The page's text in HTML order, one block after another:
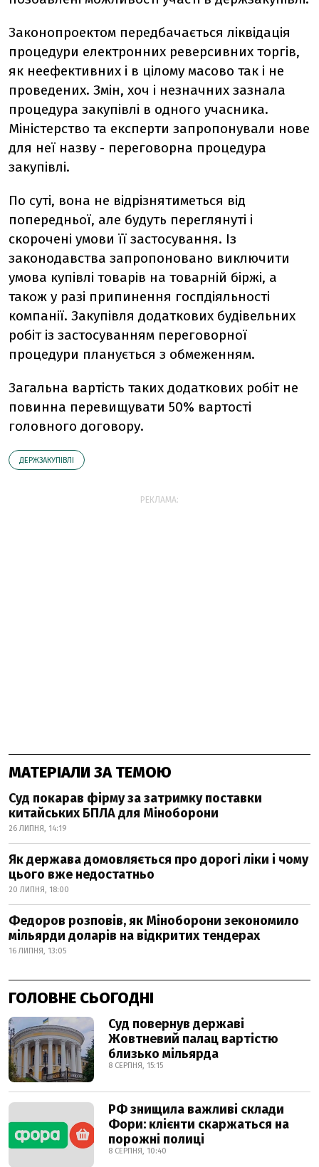
Законопроектом передбачається ліквідація
процедури електронних реверсивних торгів,
як неефективних і в цілому масово так і не
проведених. Змін, хоч і незначних зазнала
процедура закупівлі в одного учасника.
Міністерство та експерти запропонували нове
для неї назву - переговорна процедура
закупівлі.
По суті, вона не відрізнятиметься від
попередньої, але будуть переглянуті і
скорочені умови її застосування. Із
законодавства запропоновано виключити
умова купівлі товарів на товарній біржі, а
також у разі припинення госпдіяльності
компанії. Закупівля додаткових будівельних
робіт із застосуванням переговорної
процедури планується з обмеженням.
Загальна вартість таких додаткових робіт не
повинна перевищувати 50% вартості
головного договору.
ДЕРЖЗАКУПІВЛІ
РЕКЛАМА:
МАТЕРІАЛИ ЗА ТЕМОЮ
Суд покарав фірму за затримку поставки
китайських БПЛА для Міноборони
26 ЛИПНЯ, 14:19
Як держава домовляється про дорогі ліки і чому
цього вже недостатньо
20 ЛИПНЯ, 18:00
Федоров розповів, як Міноборони зекономило
мільярди доларів на відкритих тендерах
16 ЛИПНЯ, 13:05
ГОЛОВНЕ СЬОГОДНІ
Суд повернув державі
Жовтневий палац вартістю
близько мільярда
8 СЕРПНЯ, 15:15
РФ знищила важливі склади
Фори: клієнти скаржаться на
порожні полиці
8 СЕРПНЯ, 10:40